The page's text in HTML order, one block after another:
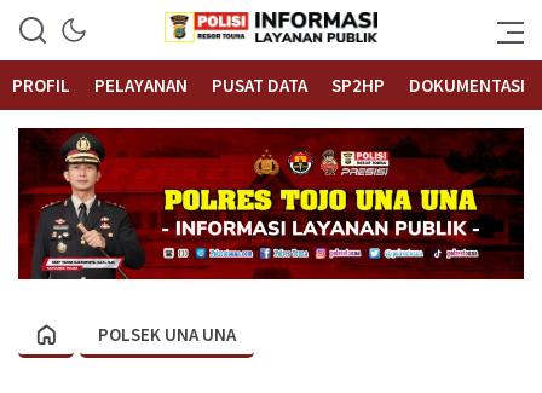
Polrestouna.com
Informasi Layanan Publik
PROFIL
PELAYANAN PUSAT DATA SP2HP DOKUMENTASI
POLSEK UNA UNA